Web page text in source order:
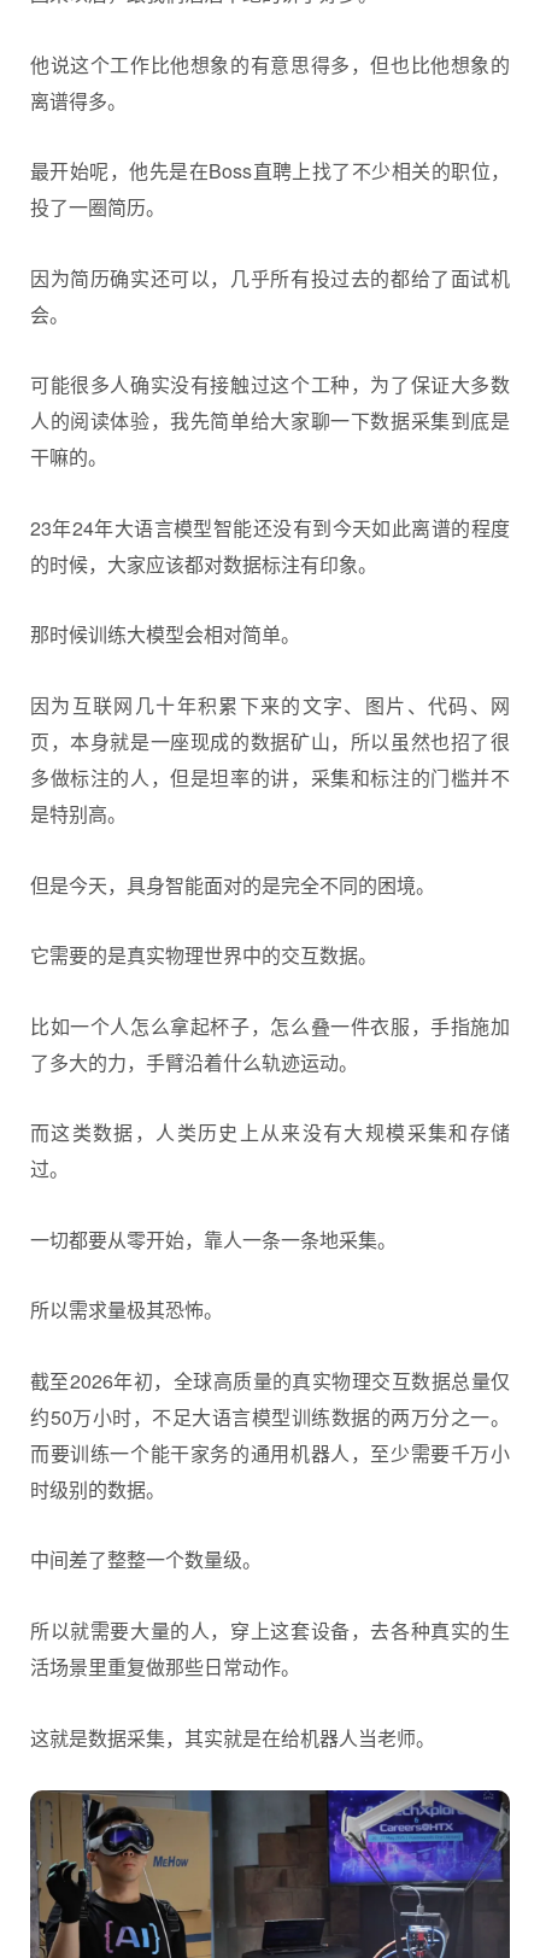
他说这个工作比他想象的有意思得多，但也比他想象的
离谱得多。
最开始呢，他先是在Boss直聘上找了不少相关的职位，
投了一圈简历。
因为简历确实还可以，几乎所有投过去的都给了面试机
会。
可能很多人确实没有接触过这个工种，为了保证大多数
人的阅读体验，我先简单给大家聊一下数据采集到底是
干嘛的。
23年24年大语言模型智能还没有到今天如此离谱的程度
的时候，大家应该都对数据标注有印象。
那时候训练大模型会相对简单。
因为互联网几十年积累下来的文字、图片、代码、网
页，本身就是一座现成的数据矿山，所以虽然也招了很
多做标注的人，但是坦率的讲，采集和标注的门槛并不
是特别高。
但是今天，具身智能面对的是完全不同的困境。
它需要的是真实物理世界中的交互数据。
比如一个人怎么拿起杯子，怎么叠一件衣服，手指施加
了多大的力，手臂沿着什么轨迹运动。
而这类数据，人类历史上从来没有大规模采集和存储
过。
一切都要从零开始，靠人一条一条地采集。
所以需求量极其恐怖。
截至2026年初，全球高质量的真实物理交互数据总量仅
约50万小时，不足大语言模型训练数据的两万分之一。
而要训练一个能干家务的通用机器人，至少需要千万小
时级别的数据。
中间差了整整一个数量级。
所以就需要大量的人，穿上这套设备，去各种真实的生
活场景里重复做那些日常动作。
这就是数据采集，其实就是在给机器人当老师。